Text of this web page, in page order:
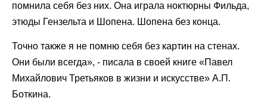
помнила себя без них. Она играла ноктюрны Фильда,
этюды Гензельта и Шопена. Шопена без конца.
Точно также я не помню себя без картин на стенах.
Они были всегда», - писала в своей книге «Павел
Михайлович Третьяков в жизни и искусстве» А.П.
Боткина.